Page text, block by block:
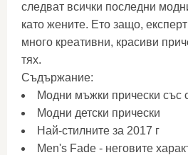
следват всички последни
като жените. Ето защо,
много креативни, красиви
тях.
Съдържание:
Модни мъжки прически със
Модни детски прически
Най-стилните за 2017 г
Men's Fade - неговите